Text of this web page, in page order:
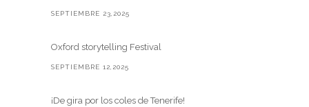
SEPTIEMBRE 23,2025
Oxford storytelling Festival
SEPTIEMBRE 12,2025
¡De gira por los coles de Tenerife!